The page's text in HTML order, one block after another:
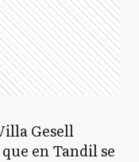
Gesell
en Tandil se